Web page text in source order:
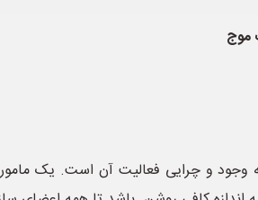
موج
وجود و چرایی فعالیت آن است. یک